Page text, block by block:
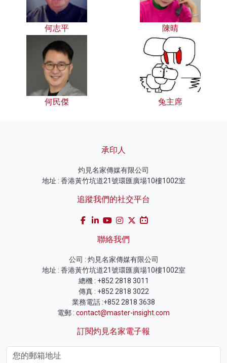
何志平 陳晴
何民傑 兔主席
承印人
灼見名家傳媒有限公司
地址 : 香港黃竹坑道21號環匯廣場10樓1002室
追蹤我們的社交平台
聯絡我們
公司 : 灼見名家傳媒有限公司
地址 : 香港黃竹坑道21號環匯廣場10樓1002室
總機 : +852 2818 3011
傳真 : +852 2818 3022
業務電話 :+852 2818 3638
電郵 : contact@master-insight.com
訂閱灼見名家電子報